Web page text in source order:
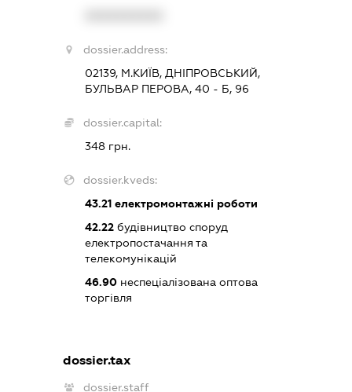
dossier.address:
02139, М.КИЇВ, ДНІПРОВСЬКИЙ,
БУЛЬВАР ПЕРОВА, 40 - Б, 96
dossier.capital:
348 грн.
dossier.kveds:
43.21 електромонтажні роботи
42.22 будівництво споруд
електропостачання та
телекомунікацій
46.90 неспеціалізована оптова
торгівля
dossier.tax
dossier.staff